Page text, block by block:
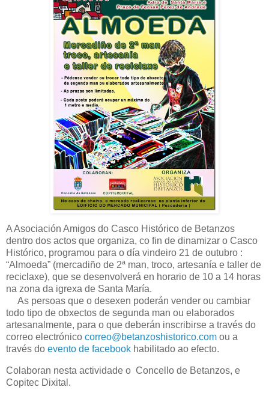
A Asociación Amigos do Casco Histórico de Betanzos
dentro dos actos que organiza, co fin de dinamizar o Casco
Histórico, programou para o día vindeiro 21 de outubro :
“Almoeda” (mercadiño de 2ª man, troco, artesanía e taller de
reciclaxe), que se desenvolverá en horario de 10 a 14 horas
na zona da igrexa de Santa María.
As persoas que o desexen poderán vender ou cambiar
todo tipo de obxectos de segunda man ou elaborados
artesanalmente, para o que deberán inscribirse a través do
correo electrónico correo@betanzoshistorico.com ou a
través do evento de facebook habilitado ao efecto.
Colaboran nesta actividade o Concello de Betanzos, e
Copitec Dixital.